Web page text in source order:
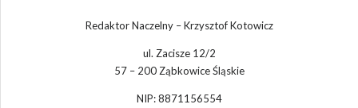
Redaktor Naczelny – Krzysztof Kotowicz
ul. Zacisze 12/2
57 – 200 Ząbkowice Śląskie
NIP: 8871156554